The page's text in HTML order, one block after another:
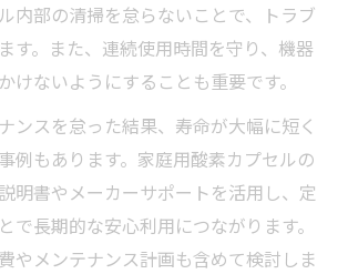
内部の清掃を怠らないことで、トラブ
す。また、連続使用時間を守り、機器
けないようにすることも重要です。
ンスを怠った結果、寿命が大幅に短く
例もあります。家庭用酸素カプセルの
明書やメーカーサポートを活用し、定
で長期的な安心利用につながります。
やメンテナンス計画も含めて検討しま